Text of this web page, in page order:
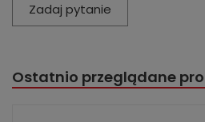
Zadaj pytanie
Ostatnio przeglądane